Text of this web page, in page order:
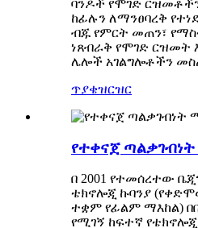
ባንዶች የሞገድ
ከፊሉን ለማንፀባረቅ
ብጁ የምርት መጠን፣
ነጸብራቅ የሞገድ ርዝመት
ሌሎች አገልግሎቶችን
ጥያቄዝርዝር
የተቀናጀ
በ 2001 የተመሰረተው
ቴክኖሎጂ ኩባንያ
ተቋም የፊልም ማእከል)
የሚገኝ ከፍተኛ